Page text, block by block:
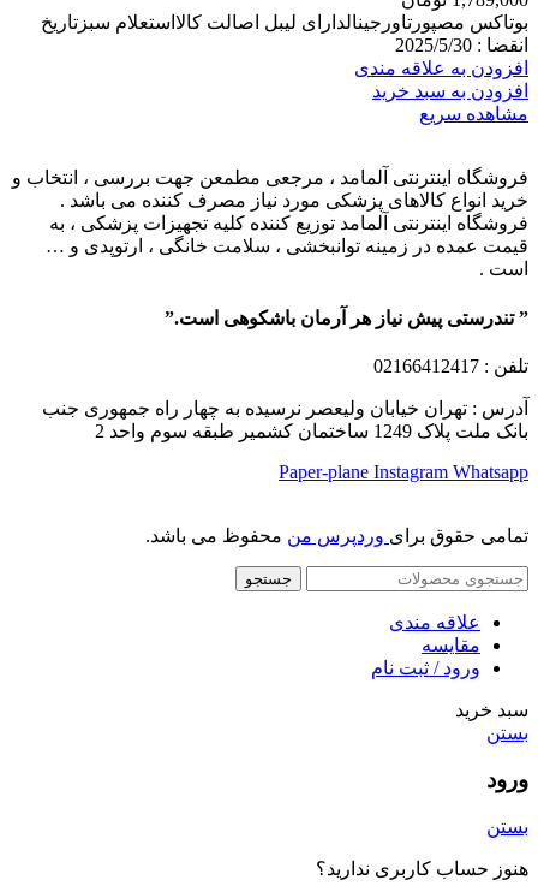
بوتاکس مصپورتاورجینالدارای لیبل اصالت کالااستعلام سبزتاریخ
انقضا : 2025/5/30
افزودن به علاقه مندی
افزودن به سبد خرید
مشاهده سریع
فروشگاه اینترنتی آلمامد ، مرجعی مطمعن جهت بررسی ، انتخاب و
خرید انواع کالاهای پزشکی مورد نیاز مصرف کننده می باشد .
فروشگاه اینترنتی آلمامد توزیع کننده کلیه تجهیزات پزشکی ، به
قیمت عمده در زمینه توانبخشی ، سلامت خانگی ، ارتوپدی و …
است .
” تندرستی پیش نیاز هر آرمان باشکوهی است.”
تلفن : 02166412417
آدرس : تهران خیابان ولیعصر نرسیده به چهار راه جمهوری جنب
بانک ملت پلاک 1249 ساختمان کشمیر طبقه سوم واحد 2
Paper-plane Instagram Whatsapp
تمامی حقوق برای وردپرس من محفوظ می باشد.
جستجو
علاقه مندی
مقایسه
ورود / ثبت نام
سبد خرید
بستن
ورود
بستن
هنوز حساب کاربری ندارید؟